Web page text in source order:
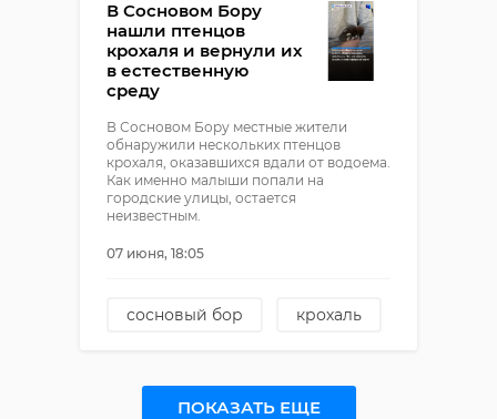
В Сосновом Бору
нашли птенцов
крохаля и вернули их
в естественную
среду
В Сосновом Бору местные жители
обнаружили нескольких птенцов
крохаля, оказавшихся вдали от водоема.
Как именно малыши попали на
городские улицы, остается
неизвестным.
07 июня, 18:05
сосновый бор
крохаль
спасение животных
ПОКАЗАТЬ ЕЩЕ